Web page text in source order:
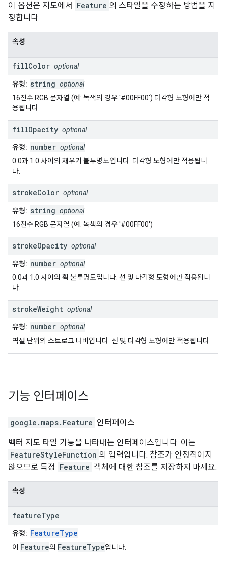
이 옵션은 지도에서 Feature 의 스타일을 수정하는 방법을 지
정합니다.
속성
fillColor optional
유형: string optional
16진수 RGB 문자열 (예: 녹색의 경우 '#00FF00') 다각형 도형에만 적
용됩니다.
fillOpacity optional
유형: number optional
0.0과 1.0 사이의 채우기 불투명도입니다. 다각형 도형에만 적용됩니
다.
strokeColor optional
유형: string optional
16진수 RGB 문자열 (예: 녹색의 경우 '#00FF00')
strokeOpacity optional
유형: number optional
0.0과 1.0 사이의 획 불투명도입니다. 선 및 다각형 도형에만 적용됩니
다.
strokeWeight optional
유형: number optional
픽셀 단위의 스트로크 너비입니다. 선 및 다각형 도형에만 적용됩니다.
기능 인터페이스
google.maps. Feature 인터페이스
벡터 지도 타일 기능을 나타내는 인터페이스입니다. 이는
FeatureStyleFunction 의 입력입니다. 참조가 안정적이지
않으므로 특정 Feature 객체에 대한 참조를 저장하지 마세요.
속성
featureType
유형: FeatureType
이 Feature의 FeatureType입니다.